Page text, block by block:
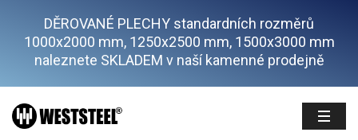
DĚROVANÉ PLECHY standardních rozměrů
1000x2000 mm, 1250x2500 mm, 1500x3000 mm
naleznete SKLADEM v naší kamenné prodejně